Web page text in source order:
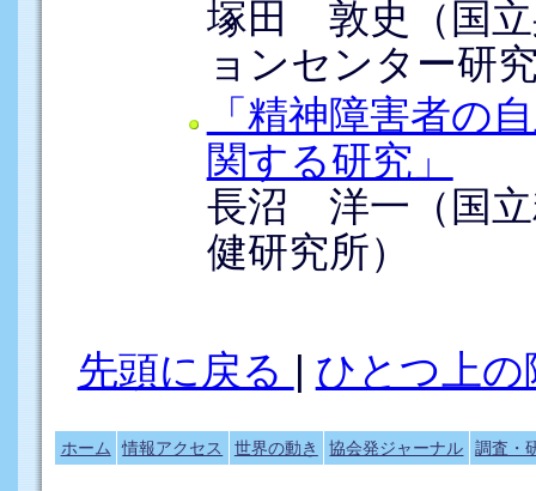
塚田 敦史（国立
ョンセンター研
「精神障害者の
関する研究」
長沼 洋一（国
健研究所）
先頭に戻る | ひとつ上の
ホーム 情報アクセス 世界の動き 協会発ジャーナル 調査・